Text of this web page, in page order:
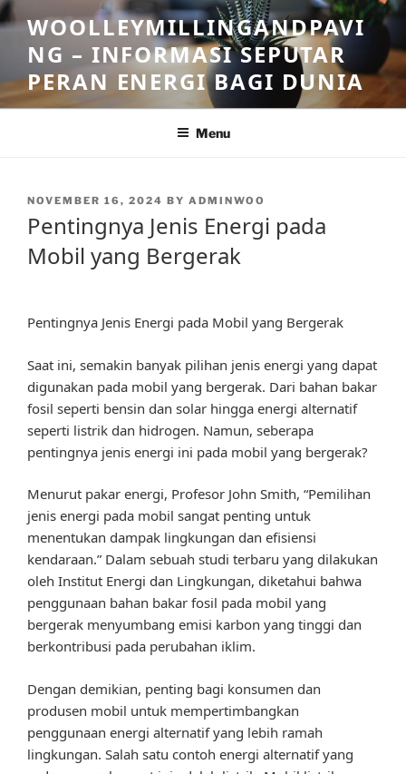
Skip
to
content
WOOLLEYMILLINGANDPAVI
NG – INFORMASI SEPUTAR
PERAN ENERGI BAGI DUNIA
Menu
POSTED
NOVEMBER 16, 2024 BY ADMINWOO
Pentingnya Jenis Energi pada
Mobil yang Bergerak
Pentingnya Jenis Energi pada Mobil yang Bergerak
Saat ini, semakin banyak pilihan jenis energi yang dapat
digunakan pada mobil yang bergerak. Dari bahan bakar
fosil seperti bensin dan solar hingga energi alternatif
seperti listrik dan hidrogen. Namun, seberapa
pentingnya jenis energi ini pada mobil yang bergerak?
Menurut pakar energi, Profesor John Smith, “Pemilihan
jenis energi pada mobil sangat penting untuk
menentukan dampak lingkungan dan efisiensi
kendaraan.” Dalam sebuah studi terbaru yang dilakukan
oleh Institut Energi dan Lingkungan, diketahui bahwa
penggunaan bahan bakar fosil pada mobil yang
bergerak menyumbang emisi karbon yang tinggi dan
berkontribusi pada perubahan iklim.
Dengan demikian, penting bagi konsumen dan
produsen mobil untuk mempertimbangkan
penggunaan energi alternatif yang lebih ramah
lingkungan. Salah satu contoh energi alternatif yang